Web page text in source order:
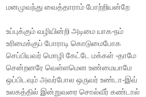
மனமுவந்து வைத்தாராம் போற்றியன்றே
உப்புக்கும் வழியின்றி அடிமை யாக-நம்
உரிமைக்குப் போராடி கொடுமைபோக
செப்பியவர் மொழி கேட்டே மக்கள் -தாமே
சென்றனரே வெள்ளமென உண்மையாமே
ஒப்பிடவும் அவர்போல ஒருவர் உண்டா-இவ்
உலகத்தில் இன்றுவரை சொல்வீர் கண்டால்